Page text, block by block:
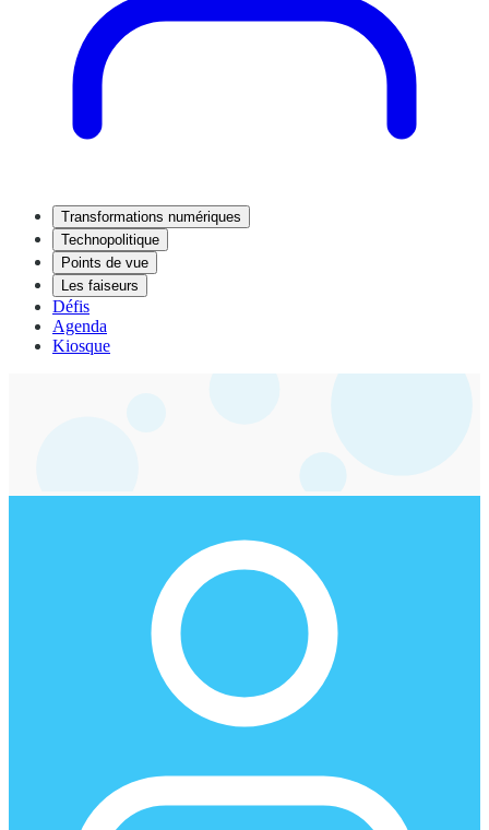
Transformations numériques
Technopolitique
Points de vue
Les faiseurs
Défis
Agenda
Kiosque